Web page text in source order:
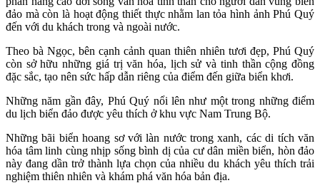
đảo mà còn là hoạt động thiết thực nhằm lan tỏa hình ảnh Phú Quý
đến với du khách trong và ngoài nước.
Theo bà Ngọc, bên cạnh cảnh quan thiên nhiên tươi đẹp, Phú Quý
còn sở hữu những giá trị văn hóa, lịch sử và tinh thần cộng đồng
đặc sắc, tạo nên sức hấp dẫn riêng của điểm đến giữa biển khơi.
Những năm gần đây, Phú Quý nổi lên như một trong những điểm
du lịch biển đảo được yêu thích ở khu vực Nam Trung Bộ.
Những bãi biển hoang sơ với làn nước trong xanh, các di tích văn
hóa tâm linh cùng nhịp sống bình dị của cư dân miền biển, hòn đảo
này đang dần trở thành lựa chọn của nhiều du khách yêu thích trải
nghiệm thiên nhiên và khám phá văn hóa bản địa.